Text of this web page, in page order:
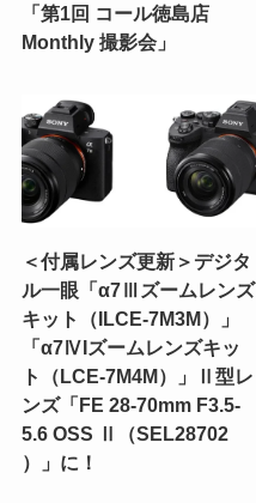
「第1回 コール徳島店
Monthly 撮影会」
＜付属レンズ更新＞デジタ
ル一眼「α7Ⅲズームレンズ
キット（ILCE-7M3M）」
「α7ⅣIズームレンズキッ
ト（LCE-7M4M）」Ⅱ型レ
ンズ「FE 28-70mm F3.5-
5.6 OSS Ⅱ（SEL28702
）」に！